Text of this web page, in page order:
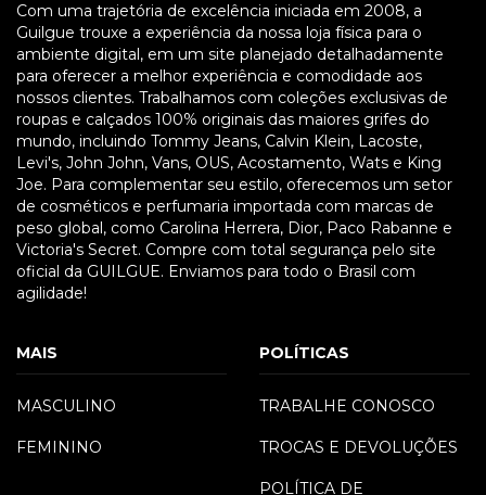
Com uma trajetória de excelência iniciada em 2008, a
Guilgue trouxe a experiência da nossa loja física para o
ambiente digital, em um site planejado detalhadamente
para oferecer a melhor experiência e comodidade aos
nossos clientes. Trabalhamos com coleções exclusivas de
roupas e calçados 100% originais das maiores grifes do
mundo, incluindo Tommy Jeans, Calvin Klein, Lacoste,
Levi's, John John, Vans, OUS, Acostamento, Wats e King
Joe. Para complementar seu estilo, oferecemos um setor
de cosméticos e perfumaria importada com marcas de
peso global, como Carolina Herrera, Dior, Paco Rabanne e
Victoria's Secret. Compre com total segurança pelo site
oficial da GUILGUE. Enviamos para todo o Brasil com
agilidade!
MAIS
MASCULINO
FEMININO
POLÍTICAS
TRABALHE CONOSCO
TROCAS E DEVOLUÇÕES
POLÍTICA DE